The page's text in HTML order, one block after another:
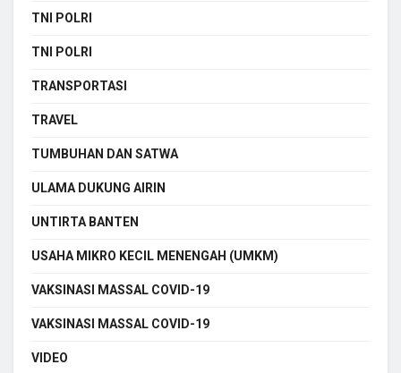
TNI POLRI
TNI POLRI
TRANSPORTASI
TRAVEL
TUMBUHAN DAN SATWA
ULAMA DUKUNG AIRIN
UNTIRTA BANTEN
USAHA MIKRO KECIL MENENGAH (UMKM)
VAKSINASI MASSAL COVID-19
VAKSINASI MASSAL COVID-19
VIDEO